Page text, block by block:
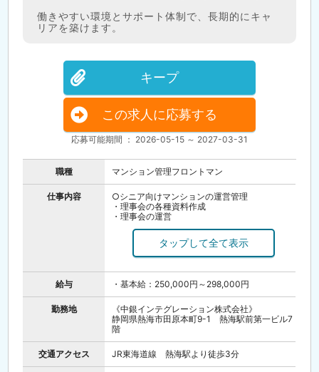
働きやすい環境とサポート体制で、長期的にキャ
リアを築けます。
キープ
この求人に応募する
応募可能期間 ： 2026-05-15 ～ 2027-03-31
職種 マンション管理フロントマン
仕事内容
○シニア向けマンションの運営管理
・理事会の各種資料作成
・理事会の運営
○組合会計及び組合業務のサポート
・管理組合予算、決算の案の作成
○建物の維持・保全に関する提案
・共用部分や共用設備の保守
・点検および保全内容の計画
・修繕、保守の提案
給与 ・基本給：250,000円～298,000円
勤務地
《中銀インテグレーション株式会社》
静岡県熱海市田原本町9-1 熱海駅前第一ビル7
階
交通アクセス JR東海道線 熱海駅より徒歩3分